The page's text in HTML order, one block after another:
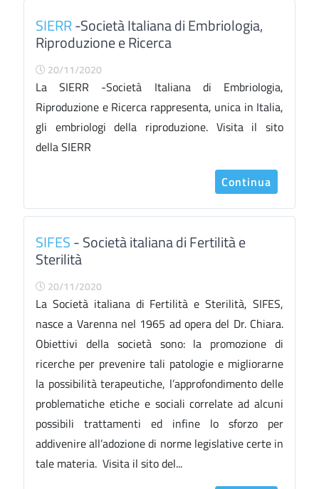
SIERR-Società Italiana di Embriologia,
Riproduzione e Ricerca
20/11/2020
La SIERR -Società Italiana di Embriologia,
Riproduzione e Ricerca rappresenta, unica in Italia,
gli embriologi della riproduzione. Visita il sito
della SIERR
Continua
SIFES- Società italiana di Fertilità e
Sterilità
20/11/2020
La Società italiana di Fertilità e Sterilità, SIFES,
nasce a Varenna nel 1965 ad opera del Dr. Chiara.
Obiettivi della società sono: la promozione di
ricerche per prevenire tali patologie e migliorarne
la possibilità terapeutiche, l’approfondimento delle
problematiche etiche e sociali correlate ad alcuni
possibili trattamenti ed infine lo sforzo per
addivenire all’adozione di norme legislative certe in
tale materia. Visita il sito del...